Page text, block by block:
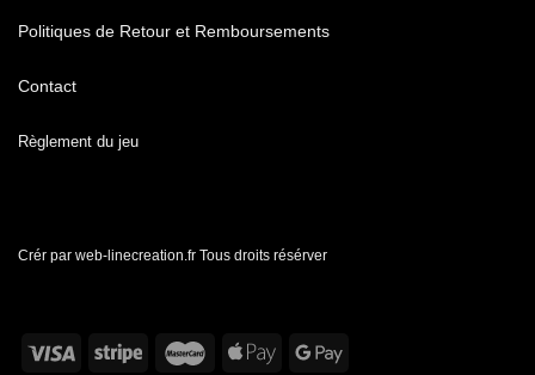
Politiques de Retour et Remboursements
Contact
Règlement du jeu
Crér par web-linecreation.fr Tous droits résérver